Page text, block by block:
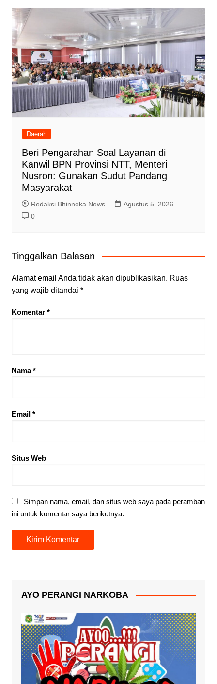
Daerah
Beri Pengarahan Soal Layanan di
Kanwil BPN Provinsi NTT, Menteri
Nusron: Gunakan Sudut Pandang
Masyarakat
Redaksi Bhinneka News
Agustus 5, 2026
0
Tinggalkan Balasan
Alamat email Anda tidak akan dipublikasikan. Ruas
yang wajib ditandai *
Komentar *
Nama*
Email *
Situs Web
Simpan nama, email, dan situs web saya pada peramban
ini untuk komentar saya berikutnya.
AYO PERANGI NARKOBA